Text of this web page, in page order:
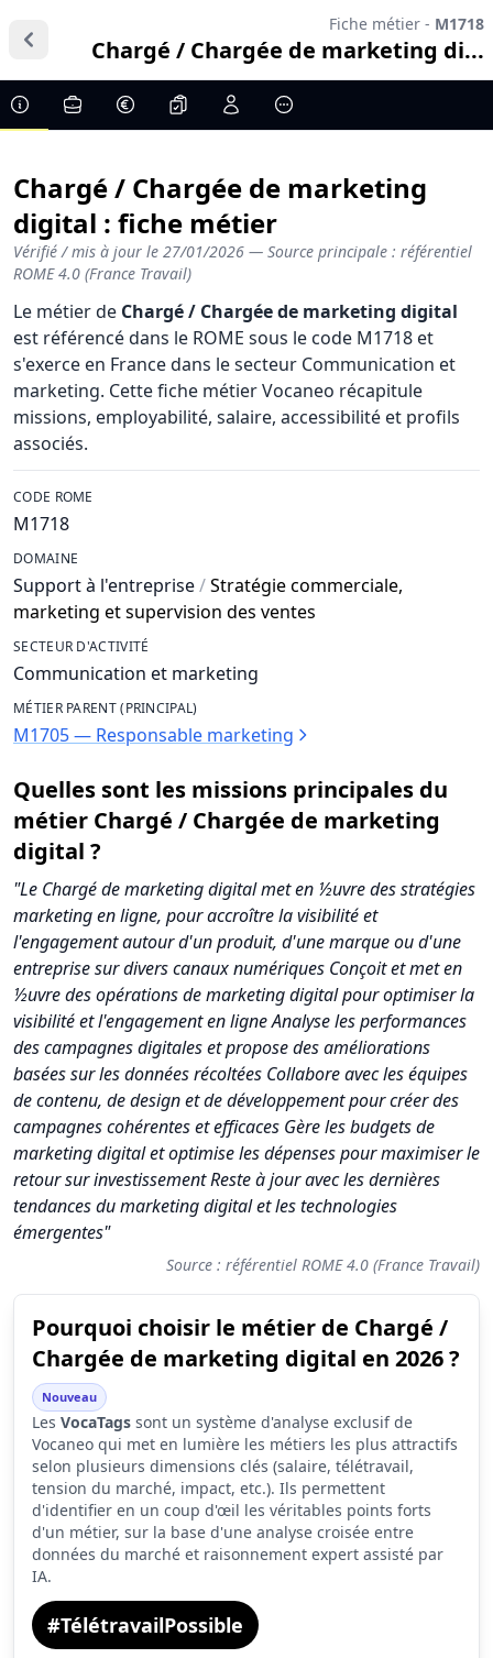
Fiche métier - M1718
Chargé / Chargée de marketing di...
Chargé / Chargée de marketing
digital : fiche métier
Vérifié / mis à jour le 27/01/2026 — Source principale : référentiel
ROME 4.0 (France Travail)
Le métier de Chargé / Chargée de marketing digital
est référencé dans le ROME sous le code M1718 et
s'exerce en France dans le secteur Communication et
marketing. Cette fiche métier Vocaneo récapitule
missions, employabilité, salaire, accessibilité et profils
associés.
CODE ROME
M1718
DOMAINE
Support à l'entreprise/Stratégie commerciale,
marketing et supervision des ventes
SECTEUR D'ACTIVITÉ
Communication et marketing
MÉTIER PARENT (PRINCIPAL)
M1705 — Responsable marketing
Quelles sont les missions principales du
métier Chargé / Chargée de marketing
digital ?
"Le Chargé de marketing digital met en ½uvre des stratégies
marketing en ligne, pour accroître la visibilité et
l'engagement autour d'un produit, d'une marque ou d'une
entreprise sur divers canaux numériques Conçoit et met en
½uvre des opérations de marketing digital pour optimiser la
visibilité et l'engagement en ligne Analyse les performances
des campagnes digitales et propose des améliorations
basées sur les données récoltées Collabore avec les équipes
de contenu, de design et de développement pour créer des
campagnes cohérentes et efficaces Gère les budgets de
marketing digital et optimise les dépenses pour maximiser le
retour sur investissement Reste à jour avec les dernières
tendances du marketing digital et les technologies
émergentes"
Source : référentiel ROME 4.0 (France Travail)
Pourquoi choisir le métier de Chargé /
Chargée de marketing digital en 2026 ?
Nouveau
Les VocaTags sont un système d'analyse exclusif de
Vocaneo qui met en lumière les métiers les plus attractifs
selon plusieurs dimensions clés (salaire, télétravail,
tension du marché, impact, etc.). Ils permettent
d'identifier en un coup d'œil les véritables points forts
d'un métier, sur la base d'une analyse croisée entre
données du marché et raisonnement expert assisté par
IA.
#TélétravailPossible
Synthèse des scores du métier Chargé / Chargée de
Indicateur
Score (sur 10)
Attractivité globale
4.2
Tension du marché
2.7
Salaire
4.5
Conditions de travail
6.9